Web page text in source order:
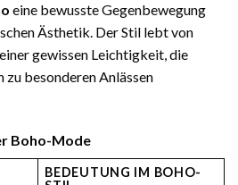
eine bewusste Gegenbewegung
Ästhetik. Der Stil lebt von
gewissen Leichtigkeit, die
besonderen Anlässen
Boho-Mode
BEDEUTUNG IM BOHO-